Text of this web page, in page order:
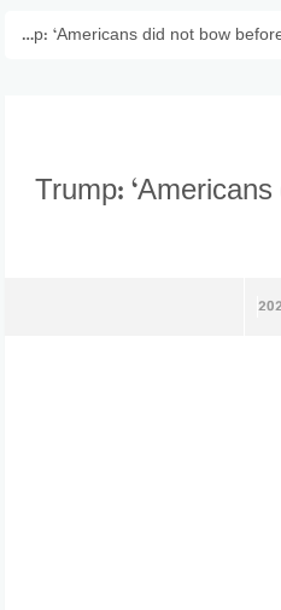
Trump: ‘Americans did not bow
Trump: